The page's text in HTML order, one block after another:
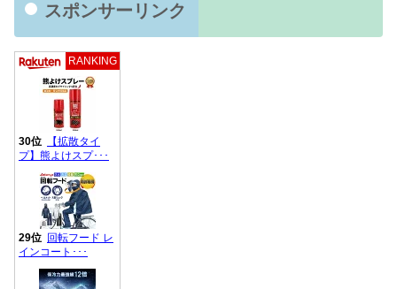
スポンサーリンク